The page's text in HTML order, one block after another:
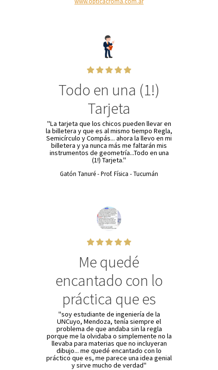
Todo en una (1!)
Tarjeta
"La tarjeta que los chicos pueden llevar en
la billetera y que es al mismo tiempo Regla,
Semicírculo y Compás... ahora la llevo en mi
billetera y ya nunca más me faltarán mis
instrumentos de geometría...Todo en una
(1!) Tarjeta."
Gatón Tanuré - Prof. Física - Tucumán
Me quedé
encantado con lo
práctica que es
"soy estudiante de ingeniería de la
UNCuyo, Mendoza, tenía siempre el
problema de que andaba sin la regla
porque me la olvidaba o simplemente no la
llevaba para materias que no incluyeran
dibujo... me quedé encantado con lo
práctico que es, me parece una idea genial
y sirve mucho de verdad"